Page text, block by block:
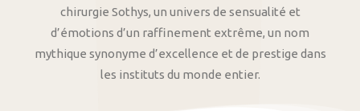
chirurgie Sothys, un univers de sensualité et
d’émotions d’un raffinement extrême, un nom
mythique synonyme d’excellence et de prestige dans
les instituts du monde entier.